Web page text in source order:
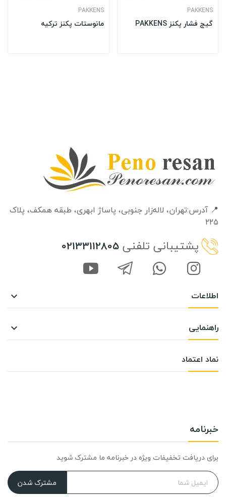
PAKKENS
گیج فشار پکنز PAKKENS
PAKKENS
مانوستات پکنز ترکیه
📍 آدرس:تهران، لاله‌زار جنوبی، پاساژ ابهری، طبقه‌ همکف، پلاک
۲۲۵
پشتیبانی تلفنی 02133112805
اطلاعات 
راهنمایی 
نماد اعتماد
خبرنامه
برای دریافت تخفیفات ویژه در خبرنامه ما مشترک شوید
مشترک شدن